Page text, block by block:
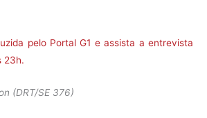
pelo Portal G1 e assista a entrevista
23h.
(DRT/SE 376)